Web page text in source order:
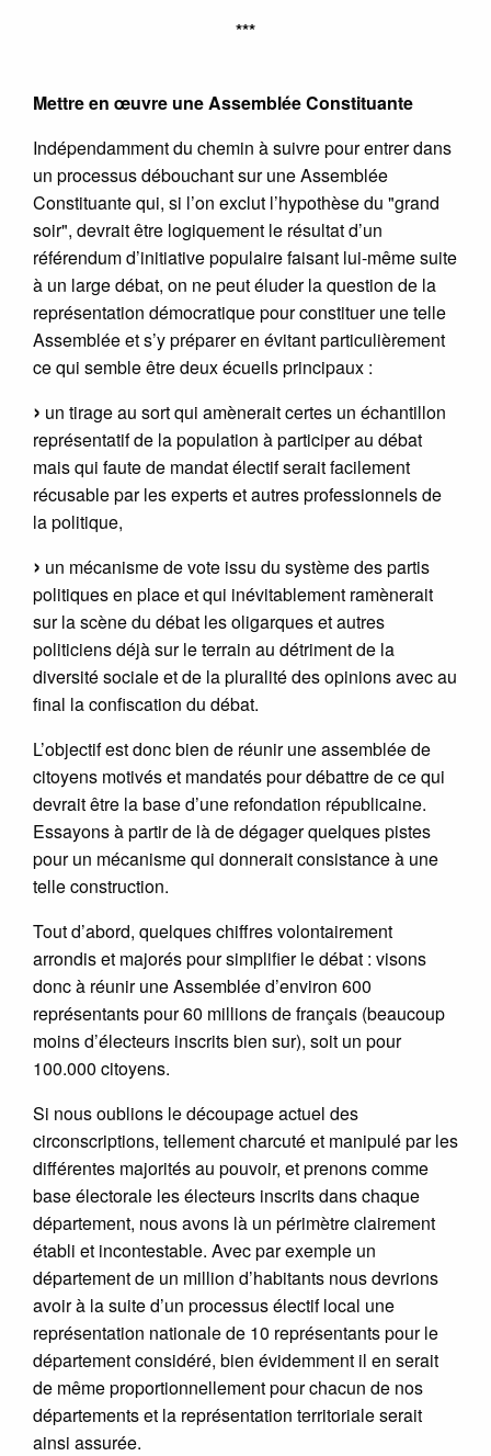
***
Mettre en œuvre une Assemblée Constituante
Indépendamment du chemin à suivre pour entrer dans
un processus débouchant sur une Assemblée
Constituante qui, si l’on exclut l’hypothèse du "grand
soir", devrait être logiquement le résultat d’un
référendum d’initiative populaire faisant lui-même suite
à un large débat, on ne peut éluder la question de la
représentation démocratique pour constituer une telle
Assemblée et s’y préparer en évitant particulièrement
ce qui semble être deux écueils principaux :
un tirage au sort qui amènerait certes un échantillon
représentatif de la population à participer au débat
mais qui faute de mandat électif serait facilement
récusable par les experts et autres professionnels de
la politique,
un mécanisme de vote issu du système des partis
politiques en place et qui inévitablement ramènerait
sur la scène du débat les oligarques et autres
politiciens déjà sur le terrain au détriment de la
diversité sociale et de la pluralité des opinions avec au
final la confiscation du débat.
L’objectif est donc bien de réunir une assemblée de
citoyens motivés et mandatés pour débattre de ce qui
devrait être la base d’une refondation républicaine.
Essayons à partir de là de dégager quelques pistes
pour un mécanisme qui donnerait consistance à une
telle construction.
Tout d’abord, quelques chiffres volontairement
arrondis et majorés pour simplifier le débat : visons
donc à réunir une Assemblée d’environ 600
représentants pour 60 millions de français (beaucoup
moins d’électeurs inscrits bien sur), soit un pour
100.000 citoyens.
Si nous oublions le découpage actuel des
circonscriptions, tellement charcuté et manipulé par les
différentes majorités au pouvoir, et prenons comme
base électorale les électeurs inscrits dans chaque
département, nous avons là un périmètre clairement
établi et incontestable. Avec par exemple un
département de un million d’habitants nous devrions
avoir à la suite d’un processus électif local une
représentation nationale de 10 représentants pour le
département considéré, bien évidemment il en serait
de même proportionnellement pour chacun de nos
départements et la représentation territoriale serait
ainsi assurée.